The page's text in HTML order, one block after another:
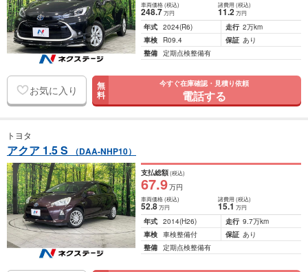
車両価格(税込)
248.7万円
諸費用 (税込)
11.2 万円
年式 2024(R6) 走行 2万km
車検
R09.4 保証 あり
整備 定期点検整備有
お気に入り 無
料
今すぐ在庫確認・見積り依頼
電話する
トヨタ
アクア 1.5 S （DAA-NHP10）
支払総額(税込)
67.9万円
車両価格(税込)
52.8万円
諸費用 (税込)
15.1 万円
年式 2014(H26) 走行 9.7万km
車検 車検整備付 保証 あり
整備 定期点検整備有